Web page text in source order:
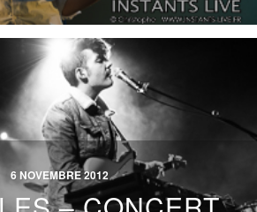
6 NOVEMBRE 2012